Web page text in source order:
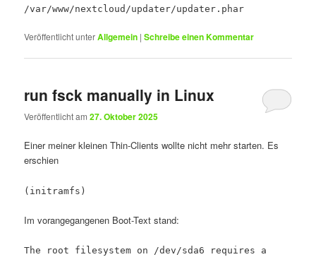
/var/www/nextcloud/updater/updater.phar
Veröffentlicht unterAllgemein |Schreibe einen Kommentar
run fsck manually in Linux
Veröffentlicht am27. Oktober 2025
Einer meiner kleinen Thin-Clients wollte nicht mehr starten. Es
erschien
(initramfs)
Im vorangegangenen Boot-Text stand:
The root filesystem on /dev/sda6 requires a